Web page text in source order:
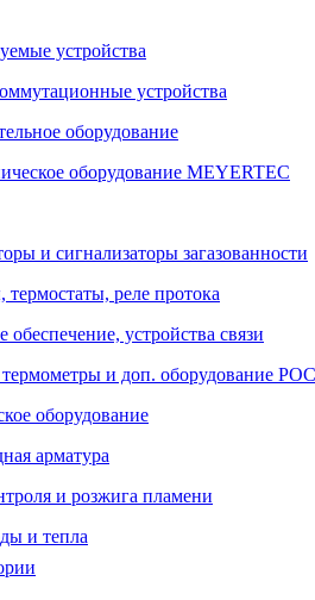
устройства
устройства
оборудование
оборудование MEYERTEC
и сигнализаторы загазованности
термостаты, реле протока
устройства связи
и доп. оборудование
оборудование
арматура
и розжига пламени
и тепла